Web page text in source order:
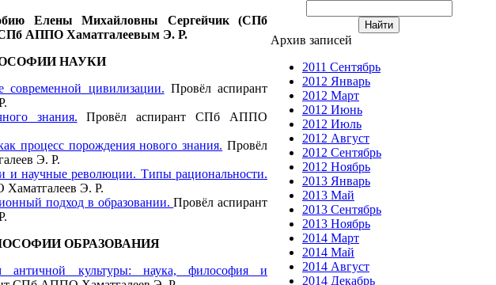
Елены Михайловны Сергейчик (СПб
АППО Хаматгалеевым Э. Р.
НАУКИ
современной цивилизации. Провёл аспирант
знания. Провёл аспирант СПб АППО
процесс порождения нового знания. Провёл
Э. Р.
и научные революции. Типы рациональности.
Э. Р.
подход в образовании.Провёл аспирант
ОБРАЗОВАНИЯ
античной культуры: наука, философия и
Архив записей
2011 Сентябрь
2012 Январь
2012 Март
2012 Июнь
2012 Июль
2012 Август
2012 Сентябрь
2012 Ноябрь
2013 Январь
2013 Май
2013 Сентябрь
2013 Ноябрь
2014 Март
2014 Май
2014 Август
2014 Декабрь